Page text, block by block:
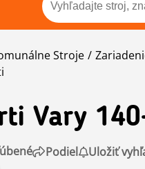
Stroje
Vary
Podiel Uložiť